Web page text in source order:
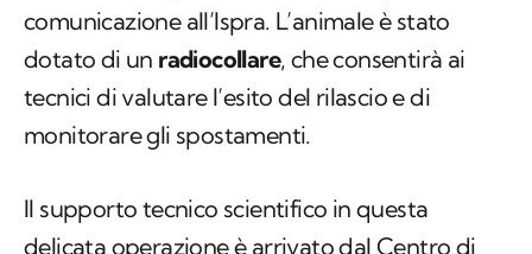
comunicazione all’Ispra. L’animale è stato
dotato di un radiocollare, che consentirà ai
tecnici di valutare l’esito del rilascio e di
monitorare gli spostamenti.
Il supporto tecnico scientifico in questa
delicata operazione è arrivato dal Centro di